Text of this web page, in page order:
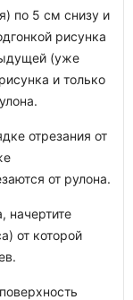
по 5 см снизу и
рисунка
(уже
и только
отрезания от
от рулона.
начертите
от которой